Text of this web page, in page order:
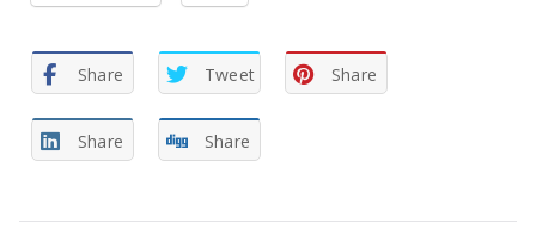
Share Tweet Share
Share Share